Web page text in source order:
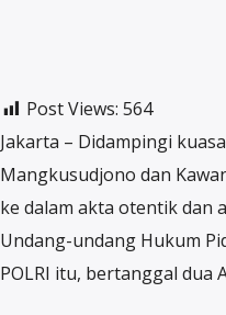
Post Views: 564
Jakarta – Didampingi
Mangkusudjono dan
ke dalam akta otentik dan
Undang-undang Hukum
POLRI itu, bertanggal dua